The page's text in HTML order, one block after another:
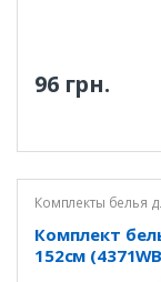
96 грн.
Комплекты белья
Комплект
152см